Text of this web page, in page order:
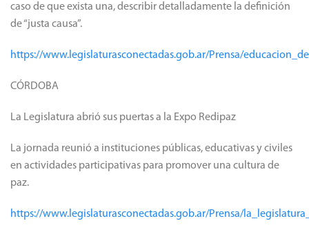
caso de que exista una, describir detalladamente la definición
de “justa causa”.
https://www.legislaturasconectadas.gob.ar/Prensa/
CÓRDOBA
La Legislatura abrió sus puertas a la Expo Redipaz
La jornada reunió a instituciones públicas, educativas y civiles
en actividades participativas para promover una cultura de
paz.
https://www.legislaturasconectadas.gob.ar/Prensa/